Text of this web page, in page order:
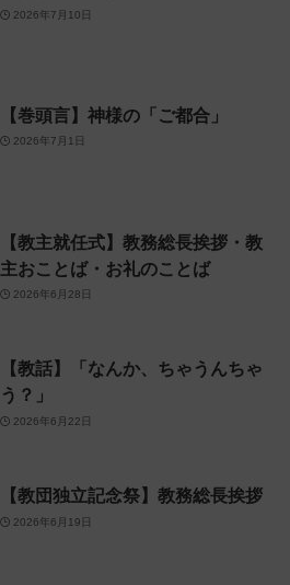
2026年7月10日
【巻頭言】神様の「ご都合」
2026年7月1日
【教主就任式】教務総長挨拶・教
主おことば・お礼のことば
2026年6月28日
【教話】「なんか、ちゃうんちゃ
う？」
2026年6月22日
【教団独立記念祭】教務総長挨拶
2026年6月19日